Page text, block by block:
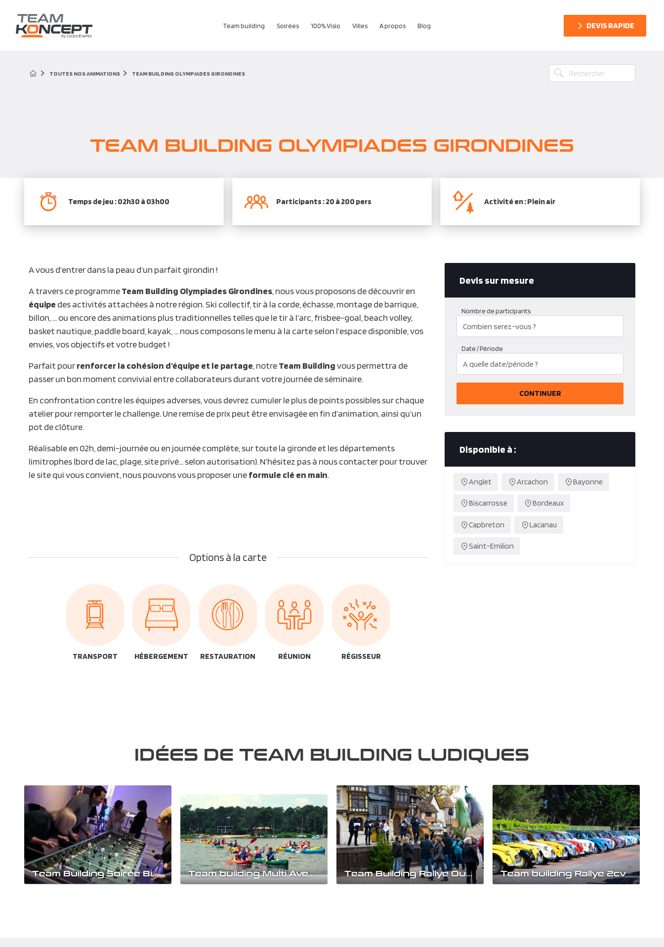
Team building Soirées 100% Visio Villes A propos Blog DEVIS RAPIDE
TOUTES NOS ANIMATIONS TEAM BUILDING OLYMPIADES GIRONDINES
TEAM BUILDING OLYMPIADES GIRONDINES
Temps de jeu : 02h30 à 03h00 Participants : 20 à 200 pers Activité en : Plein air
A vous d’entrer dans la peau d’un parfait girondin !
A travers ce programmeTeam Building Olympiades Girondines, nous vous proposons de découvrir en
équipe des activités attachées à notre région. Ski collectif, tir à la corde, échasse, montage de barrique,
billon, … ou encore des animations plus traditionnelles telles que le tir à l’arc, frisbee-goal, beach volley,
basket nautique, paddle board, kayak, … nous composons le menu à la carte selon l’espace disponible, vos
envies, vos objectifs et votre budget !
Parfait pourrenforcer la cohésion d’équipe et le partage , notreTeam Buildingvous permettra de
passer un bon moment convivial entre collaborateurs durant votre journée de séminaire.
En confrontation contre les équipes adverses, vous devrez cumuler le plus de points possibles sur chaque
atelier pour remporter le challenge. Une remise de prix peut être envisagée en fin d’animation, ainsi qu’un
pot de clôture.
Réalisable en 02h, demi-journée ou en journée complète, sur toute la gironde et les départements
limitrophes (bord de lac, plage, site privé… selon autorisation). N’hésitez pas à nous contacter pour trouver
le site qui vous convient, nous pouvons vous proposer uneformule clé en main.
Options à la carte
TRANSPORT HÉBERGEMENT RESTAURATION RÉUNION RÉGISSEUR
Devis sur mesure
Nombre de participants
Date / Période
CONTINUER
Disponible à :
Anglet Arcachon Bayonne
Biscarrosse Bordeaux
Capbreton Lacanau
Saint-Emilion
IDÉES DE TEAM BUILDING LUDIQUES
Team Building Soirée Bistrot Team building Multi Aventure Team Building Rallye Outdoor Paris Team building Rallye 2cv